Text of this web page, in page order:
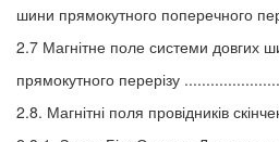
шини прямокутного поперечного
2.7 Магнітне поле системи довгих
прямокутного перерізу
2.8. Магнітні поля провідників